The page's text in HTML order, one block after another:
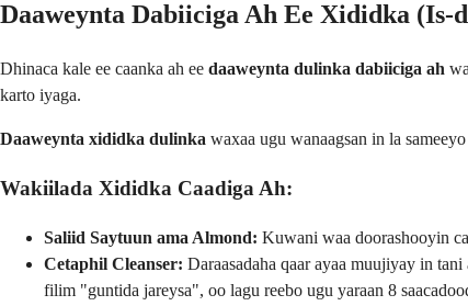
Daaweynta Dabiiciga Ah Ee Xididka (Is-
Dhinaca kale ee caanka ah ee daaweynta dulinka dabiiciga ah
karto iyaga.
Daaweynta xididka dulinka waxaa ugu wanaagsan in la
Wakiilada Xididka Caadiga Ah:
Saliid Saytuun ama Almond: Kuwani waa doorashooyin
Cetaphil Cleanser: Daraasadaha qaar ayaa muujiyay in
filim "guntida jareysa", oo lagu reebo ugu yaraan 8